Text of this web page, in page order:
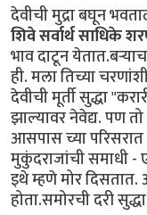
देवीची मुद्रा बघून
शिवे सर्वार्थ साधिके
भाव दाटून
ही. मला तिच्या
देवीची मूर्ती सुद्धा
झाल्यावर नेवेद्य. पण
आसपास च्या
मुकुंदराजांची समाधी
इथे म्हणे मोर
होता.समोरची दरी